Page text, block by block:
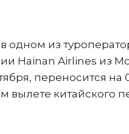
в одном из
Hainan Airlines из
переносится на
китайского